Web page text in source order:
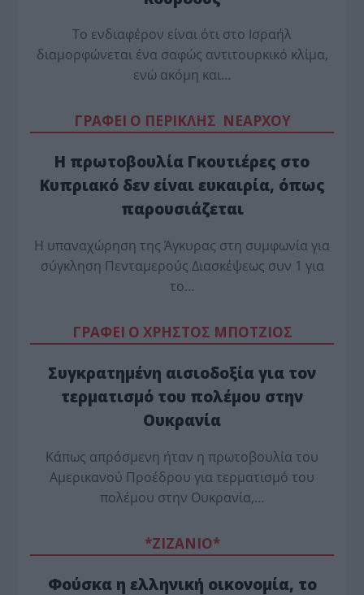
Το ενδιαφέρον είναι ότι στο Ισραήλ
διαμορφώνεται ένα σαφώς αντιτουρκικό κλίμα,
ενώ ακόμη και…
ΓΡΑΦΕΙ Ο ΠΕΡΙΚΛΗΣ ΝΕΑΡΧΟΥ
Η πρωτοβουλία Γκουτιέρες στο
Κυπριακό δεν είναι ευκαιρία, όπως
παρουσιάζεται
Η υπαναχώρηση της Άγκυρας στη συμφωνία για
σύγκληση Πενταμερούς Διασκέψεως συν 1 για
το…
ΓΡΑΦΕΙ Ο ΧΡΗΣΤΟΣ ΜΠΟΤΖΙΟΣ
Συγκρατημένη αισιοδοξία για τον
τερματισμό του πολέμου στην
Ουκρανία
Κάπως απρόσμενη ήταν η πρωτοβουλία του
Αμερικανού Προέδρου για τερματισμό του
πολέμου στην Ουκρανία,…
*ZΙΖΑΝΙΟ*
Φούσκα η ελληνική οικονομία, το